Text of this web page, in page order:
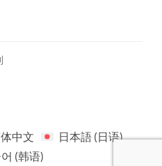
中文 日本語(日语)
(韩语)